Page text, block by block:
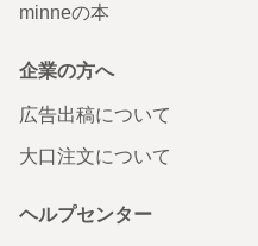
minneの本
企業の方へ
広告出稿について
大口注文について
ヘルプセンター